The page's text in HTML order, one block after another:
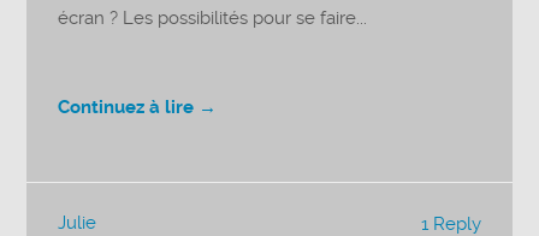
écran ? Les possibilités pour se faire...
Continuez à lire →
1 Reply
Julie